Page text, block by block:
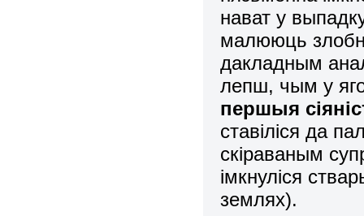
нават у
малююць
дакладным
лепш, чым у
першыя
ставіліся да
скіраваным
імкнуліся
землях).